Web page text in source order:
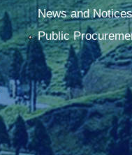
News and Notices
Public